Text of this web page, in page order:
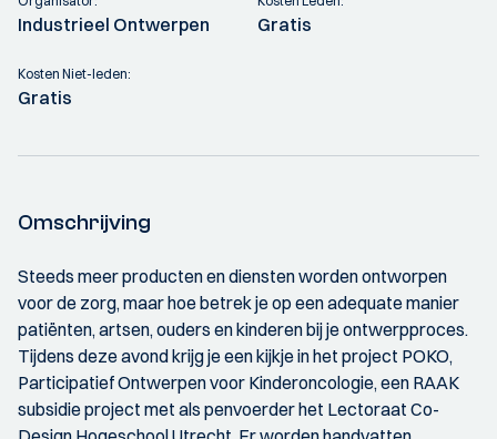
Industrieel Ontwerpen Gratis
Kosten Niet-leden:
Gratis
Omschrijving
Steeds meer producten en diensten worden ontworpen
voor de zorg, maar hoe betrek je op een adequate manier
patiënten, artsen, ouders en kinderen bij je ontwerpproces.
Tijdens deze avond krijg je een kijkje in het project POKO,
Participatief Ontwerpen voor Kinderoncologie, een RAAK
subsidie project met als penvoerder het Lectoraat Co-